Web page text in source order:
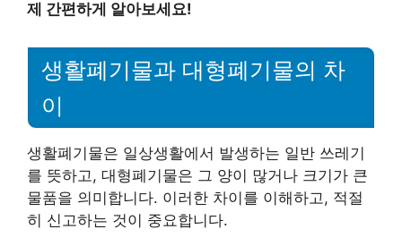
제 간편하게 알아보세요!
생활폐기물과 대형폐기물의 차
이
생활폐기물은 일상생활에서 발생하는 일반 쓰레기
를 뜻하고, 대형폐기물은 그 양이 많거나 크기가 큰
물품을 의미합니다. 이러한 차이를 이해하고, 적절
히 신고하는 것이 중요합니다.